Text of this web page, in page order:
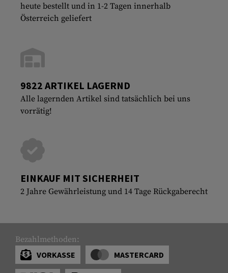
heute bestellt und in 1-2 Tagen innerhalb
Österreich geliefert
9822 ARTIKEL LAGERND
Alle lagernden Artikel sind tatsächlich bei uns
vorrätig!
EINKAUF MIT SICHERHEIT
2 Jahre Gewährleistung und 14 Tage Rückgaberecht
Bezahlmethoden:
VORKASSE
MASTERCARD